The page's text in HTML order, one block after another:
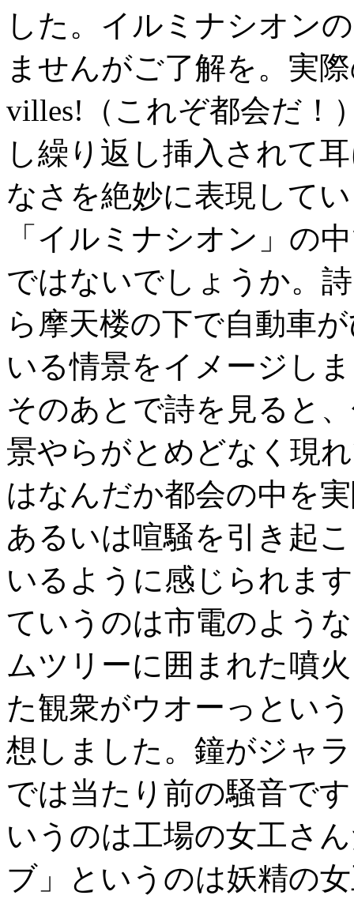
した。イルミナシオン
ませんがご了解を。実
villes!（これぞ都会だ！
し繰り返し挿入されて
なさを絶妙に表現して
「イルミナシオン」の
ではないでしょうか。
ら摩天楼の下で自動車
いる情景をイメージし
そのあとで詩を見ると
景やらがとめどなく現
はなんだか都会の中を
あるいは喧騒を引き起
いるように感じられま
ていうのは市電のよう
ムツリーに囲まれた噴
た観衆がウオーっとい
想しました。鐘がジャ
では当たり前の騒音で
いうのは工場の女工さ
ブ」というのは妖精の